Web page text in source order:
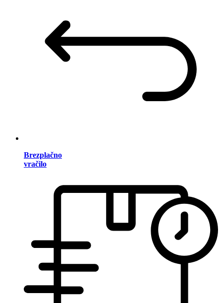
Brezplačno
vračilo